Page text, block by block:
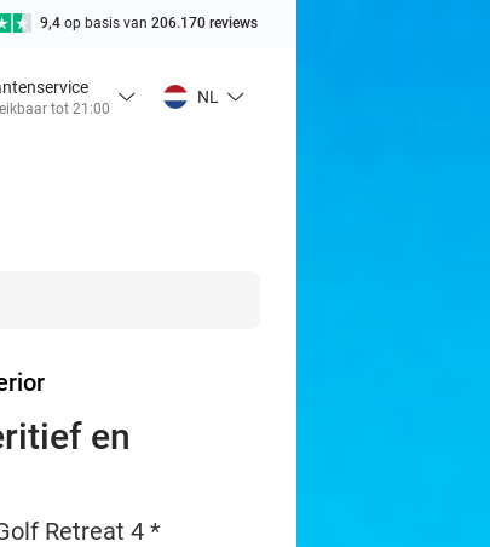
9,4 op basis van 206.170 reviews
tot 21:00
NL
en
Retreat 4 *